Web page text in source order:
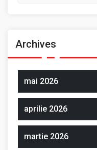
Archives
mai 2026
aprilie 2026
martie 2026